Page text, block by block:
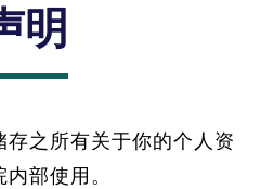
明
之所有关于你的个人资
部使用。